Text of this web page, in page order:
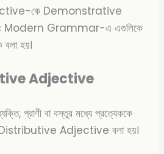
কে Demonstrative
Modern Grammar-এ এগুলিকে
হয়।
Adjective
প্রাণী বা বস্তুর মধ্যে প্রত্যেককে
Distributive Adjective বলা হয়।